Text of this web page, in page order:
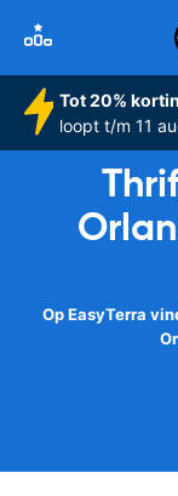
Tot 20%
loopt t/m 11
Op EasyTerra